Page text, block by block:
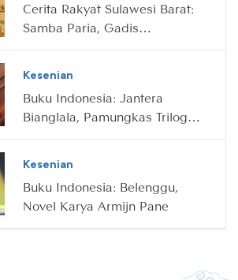
Cerita Rakyat Sulawesi Barat:
Samba Paria, Gadis
Kesenian
Buku Indonesia: Jantera
Bianglala, Pamungkas Trilogi
Kesenian
Buku Indonesia: Belenggu,
Novel Karya Armijn Pane